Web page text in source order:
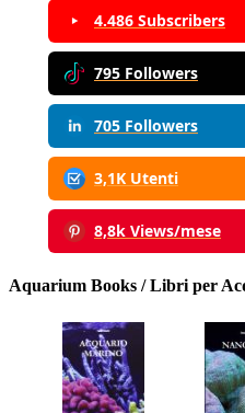
4.486 Subscribers
795 Followers
705 Followers
3,1K Utenti
8,8k Views/mese
Aquarium Books / Libri per